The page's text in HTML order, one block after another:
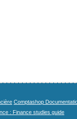
Comptashop
: Finance studies guide